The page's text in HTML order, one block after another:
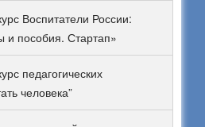
Воспитатели России:
и пособия. Стартап»
педагогических
человека”